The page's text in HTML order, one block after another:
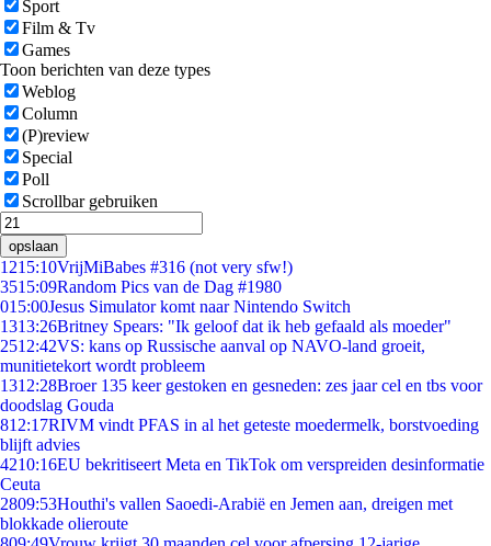
Sport
Film & Tv
Games
Toon berichten van deze types
Weblog
Column
(P)review
Special
Poll
Scrollbar gebruiken
opslaan
1215:10VrijMiBabes #316 (not very sfw!)
3515:09Random Pics van de Dag #1980
015:00Jesus Simulator komt naar Nintendo Switch
1313:26Britney Spears: "Ik geloof dat ik heb gefaald als moeder"
2512:42VS: kans op Russische aanval op NAVO-land groeit,
munitietekort wordt probleem
1312:28Broer 135 keer gestoken en gesneden: zes jaar cel en tbs voor
doodslag Gouda
812:17RIVM vindt PFAS in al het geteste moedermelk, borstvoeding
blijft advies
4210:16EU bekritiseert Meta en TikTok om verspreiden desinformatie
Ceuta
2809:53Houthi's vallen Saoedi-Arabië en Jemen aan, dreigen met
blokkade olieroute